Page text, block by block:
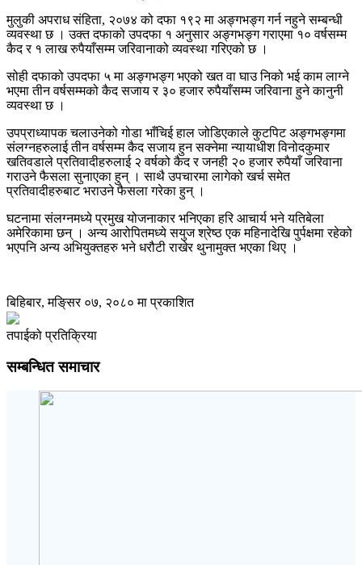
मुलुकी अपराध संहिता, २०७४ को दफा १९२ मा अङ्गभङ्ग गर्न नहुने सम्बन्धी
व्यवस्था छ । उक्त दफाको उपदफा १ अनुसार अङ्गभङ्ग गराएमा १० वर्षसम्म
कैद र १ लाख रुपैयाँसम्म जरिवानाको व्यवस्था गरिएको छ ।
सोही दफाको उपदफा ५ मा अङ्गभङ्ग भएको खत वा घाउ निको भई काम लाग्ने
भएमा तीन वर्षसम्मको कैद सजाय र ३० हजार रुपैयाँसम्म जरिवाना हुने कानुनी
व्यवस्था छ ।
उपप्राध्यापक चलाउनेको गोडा भाँचिई हाल जोडिएकाले कुटपिट अङ्गभङ्गमा
संलग्नहरुलाई तीन वर्षसम्म कैद सजाय हुन सक्नेमा न्यायाधीश विनोदकुमार
खतिवडाले प्रतिवादीहरुलाई २ वर्षको कैद र जनही २० हजार रुपैयाँ जरिवाना
गराउने फैसला सुनाएका हुन् । साथै उपचारमा लागेको खर्च समेत
प्रतिवादीहरुबाट भराउने फैसला गरेका हुन् ।
घटनामा संलग्नमध्ये प्रमुख योजनाकार भनिएका हरि आचार्य भने यतिबेला
अमेरिकामा छन् । अन्य आरोपितमध्ये सयुज श्रेष्ठ एक महिनादेखि पुर्पक्षमा रहेको
भएपनि अन्य अभियुक्तहरु भने धरौटी राखेर थुनामुक्त भएका थिए ।
बिहिबार, मङि्सर ०७, २०८० मा प्रकाशित
तपाईको प्रतिक्रिया
सम्बन्धित समाचार